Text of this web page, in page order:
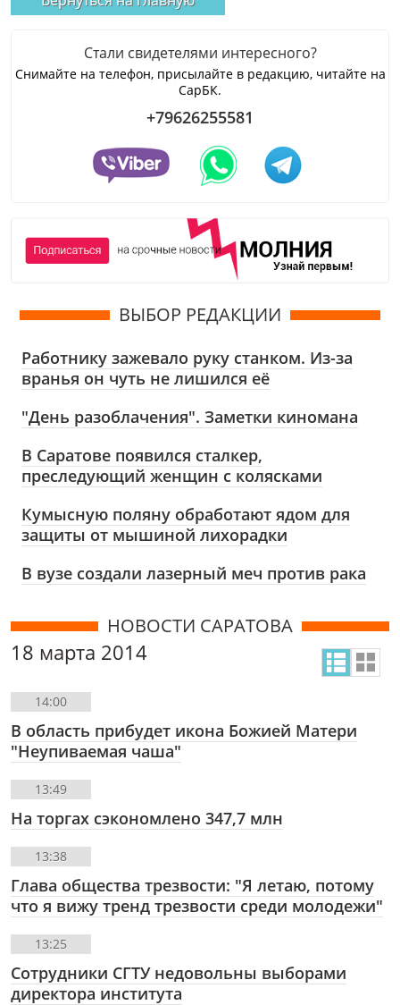
Стали свидетелями интересного?
Снимайте на телефон, присылайте в редакцию, читайте на
СарБК.
+79626255581
ВЫБОР РЕДАКЦИИ
Работнику зажевало руку станком. Из-за
вранья он чуть не лишился её
"День разоблачения". Заметки киномана
В Саратове появился сталкер,
преследующий женщин с колясками
Кумысную поляну обработают ядом для
защиты от мышиной лихорадки
В вузе создали лазерный меч против рака
НОВОСТИ САРАТОВА
18 марта 2014
14:00
В область прибудет икона Божией Матери
"Неупиваемая чаша"
13:49
На торгах сэкономлено 347,7 млн
13:38
Глава общества трезвости: "Я летаю, потому
что я вижу тренд трезвости среди молодежи"
13:25
Сотрудники СГТУ недовольны выборами
директора института